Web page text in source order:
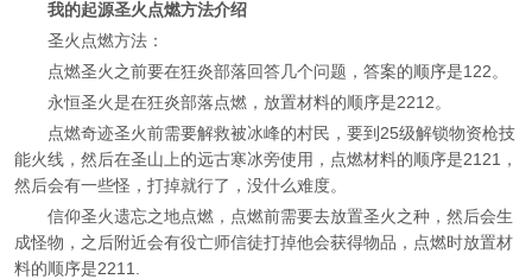
我的起源圣火点燃方法介绍
圣火点燃方法：
点燃圣火之前要在狂炎部落回答几个问题，答案的顺序是122。
永恒圣火是在狂炎部落点燃，放置材料的顺序是2212。
点燃奇迹圣火前需要解救被冰峰的村民，要到25级解锁物资枪技
能火线，然后在圣山上的远古寒冰旁使用，点燃材料的顺序是2121，
然后会有一些怪，打掉就行了，没什么难度。
信仰圣火遗忘之地点燃，点燃前需要去放置圣火之种，然后会生
成怪物，之后附近会有役亡师信徒打掉他会获得物品，点燃时放置材
料的顺序是2211.